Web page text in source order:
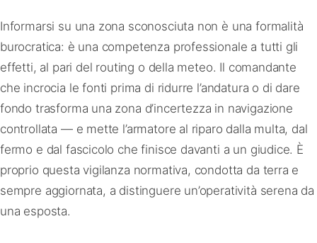
Informarsi su una zona sconosciuta non è una formalità
burocratica: è una competenza professionale a tutti gli
effetti, al pari del routing o della meteo. Il comandante
che incrocia le fonti prima di ridurre l’andatura o di dare
fondo trasforma una zona d’incertezza in navigazione
controllata — e mette l’armatore al riparo dalla multa, dal
fermo e dal fascicolo che finisce davanti a un giudice. È
proprio questa vigilanza normativa, condotta da terra e
sempre aggiornata, a distinguere un’operatività serena da
una esposta.